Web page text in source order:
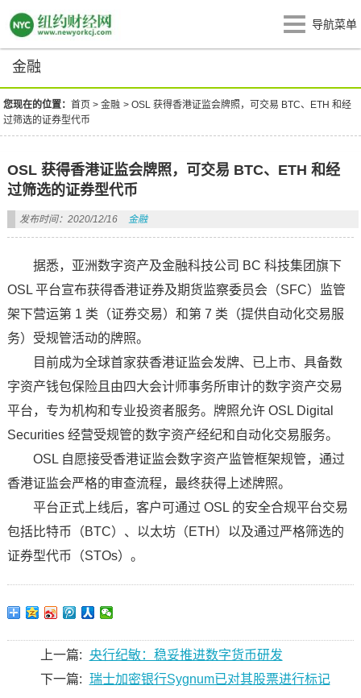
导航菜单
金融
您现在的位置：首页 >金融 >OSL 获得香港证监会牌照，可交易 BTC、ETH 和经
过筛选的证券型代币
OSL 获得香港证监会牌照，可交易 BTC、ETH 和经
过筛选的证券型代币
发布时间：2020/12/16 金融
据悉，亚洲数字资产及金融科技公司 BC 科技集团旗下
OSL 平台宣布获得香港证券及期货监察委员会（SFC）监管
架下营运第 1 类（证券交易）和第 7 类（提供自动化交易服
务）受规管活动的牌照。
目前成为全球首家获香港证监会发牌、已上市、具备数
字资产钱包保险且由四大会计师事务所审计的数字资产交易
平台，专为机构和专业投资者服务。牌照允许 OSL Digital
Securities 经营受规管的数字资产经纪和自动化交易服务。
OSL 自愿接受香港证监会数字资产监管框架规管，通过
香港证监会严格的审查流程，最终获得上述牌照。
平台正式上线后，客户可通过 OSL 的安全合规平台交易
包括比特币（BTC）、以太坊（ETH）以及通过严格筛选的
证券型代币（STOs）。
上一篇: 央行纪敏：稳妥推进数字货币研发
下一篇: 瑞士加密银行Sygnum已对其股票进行标记